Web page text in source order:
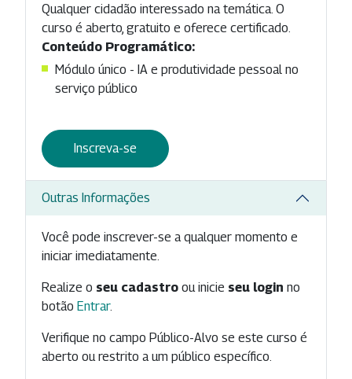
Qualquer cidadão interessado na temática. O
curso é aberto, gratuito e oferece certificado.
Conteúdo Programático:
Módulo único - IA e produtividade pessoal no
serviço público
Inscreva-se
Outras Informações
Você pode inscrever-se a qualquer momento e
iniciar imediatamente.
Realize o seu cadastro ou inicie seu login no
botão Entrar.
Verifique no campo Público-Alvo se este curso é
aberto ou restrito a um público específico.